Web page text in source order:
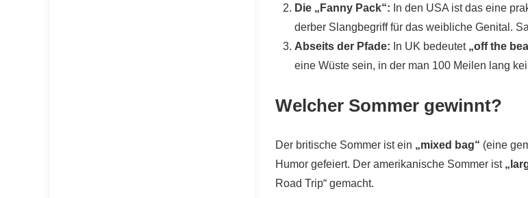
Die „Fanny Pack“: In den USA ist das eine
derber Slangbegriff für das weibliche Genital.
Abseits der Pfade: In UK bedeutet „off the
eine Wüste sein, in der man 100 Meilen lang
Welcher Sommer gewinnt?
Der britische Sommer ist ein „mixed bag“ (eine
Humor gefeiert. Der amerikanische Sommer ist
Road Trip“ gemacht.